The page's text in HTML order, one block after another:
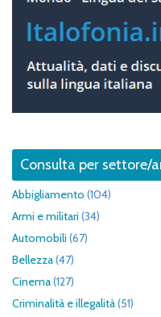
Consulta per settore/
Abbigliamento (104)
Armi e militari (34)
Automobili (67)
Bellezza(47)
Cinema(127)
Criminalità e illegalità(51)